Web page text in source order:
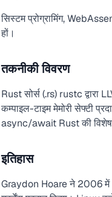
सिस्टम प्रोग्रामिंग,
हों।
तकनीकी विवरण
Rust सोर्स (.rs) rustc
कम्पाइल-टाइम मेमोरी
async/await Rust की
इतिहास
Graydon Hoare ने 2006 में